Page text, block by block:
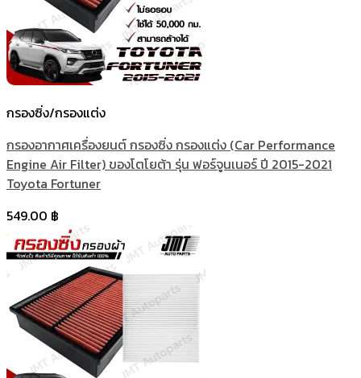
กรองซิ่ง/กรองแต่ง
กรองอากาศเครื่องยนต์ กรองซิ่ง กรองแต่ง (Car Performance
Engine Air Filter) ของโตโยต้า รุ่น ฟอร์จูนเนอร์ ปี 2015-2021
Toyota Fortuner
549.00 ฿